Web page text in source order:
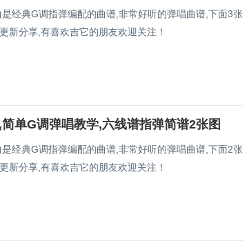
经典G调指弹编配的曲谱,非常好听的弹唱曲谱,下面3张
新分享,有喜欢吉它的朋友欢迎关注！
单G调弹唱教学,六线谱指弹简谱2张图
经典G调指弹编配的曲谱,非常好听的弹唱曲谱,下面2张
新分享,有喜欢吉它的朋友欢迎关注！